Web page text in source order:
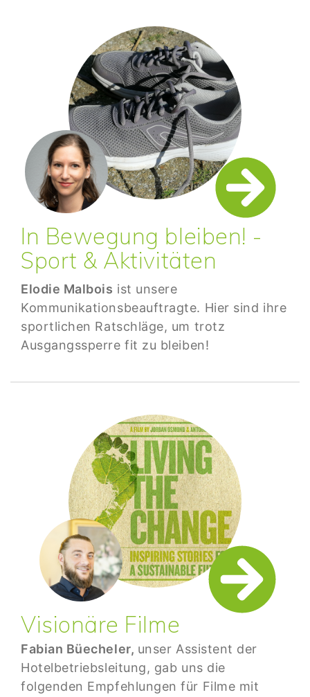
In Bewegung bleiben! -
Sport & Aktivitäten
Elodie Malbois ist unsere
Kommunikationsbeauftragte. Hier sind ihre
sportlichen Ratschläge, um trotz
Ausgangssperre fit zu bleiben!
Visionäre Filme
Fabian Büecheler, unser Assistent der
Hotelbetriebsleitung, gab uns die
folgenden Empfehlungen für Filme mit